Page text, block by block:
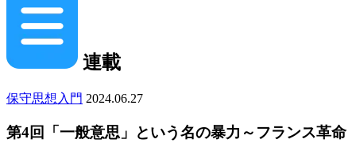
連載
保守思想入門 2024.06.27
第4回「一般意思」という名の暴力～フランス革命